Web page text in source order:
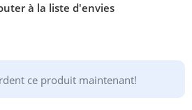
à la liste d'envies
ce produit maintenant!